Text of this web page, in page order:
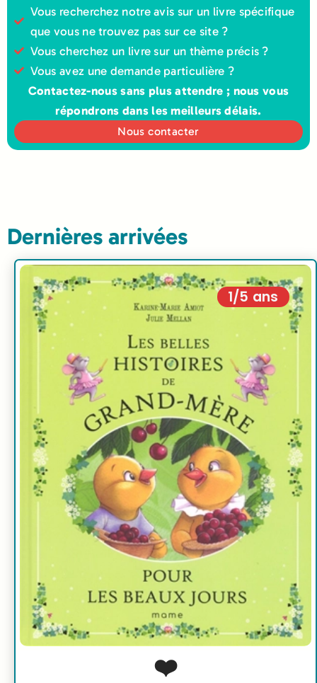
Vous recherchez notre avis sur un livre spécifique
que vous ne trouvez pas sur ce site ?
Vous cherchez un livre sur un thème précis ?
Vous avez une demande particulière ?
Contactez-nous sans plus attendre ; nous vous
répondrons dans les meilleurs délais.
Nous contacter
Dernières arrivées
1/5 ans
❤️